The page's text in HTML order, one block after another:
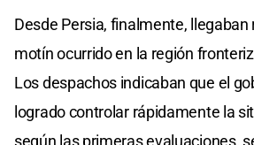
Desde Persia, finalmente,
motín ocurrido en la región
Los despachos indicaban que el
logrado controlar rápidamente la
según las primeras evaluaciones,